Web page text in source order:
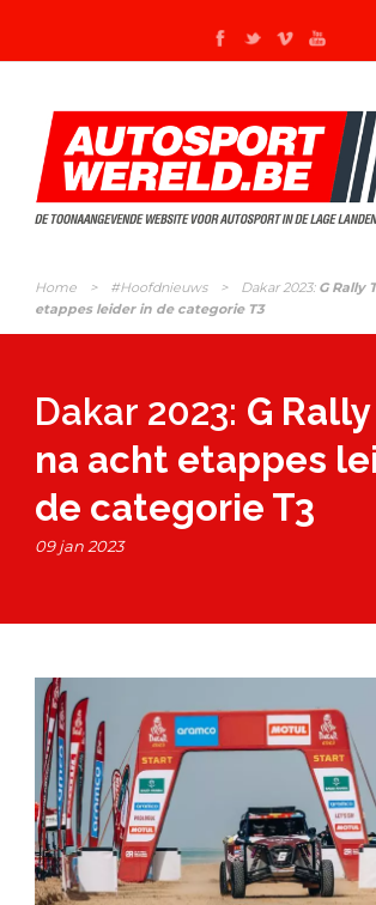
Home > #Hoofdnieuws > Dakar 2023: G Rally
etappes leider in de categorie T3
Dakar 2023: G
na acht etappes
de categorie T3
09 jan 2023